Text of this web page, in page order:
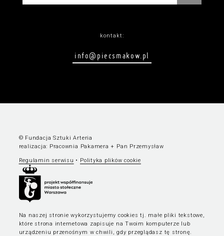
kontakt:
info@piecsmakow.pl
© Fundacja Sztuki Arteria
realizacja: Pracownia Pakamera + Pan Przemysław
Regulamin serwisu • Polityka plików cookie
Na naszej stronie wykorzystujemy cookies tj. małe pliki tekstowe,
które strona internetowa zapisuje na Twoim komputerze lub
urządzeniu przenośnym w chwili, gdy przeglądasz tę stronę.